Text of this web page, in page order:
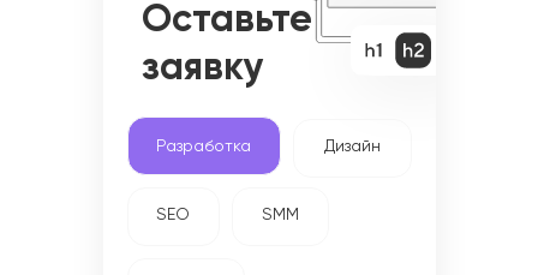
Оставьте
заявку
Разработка Дизайн
SEO SMM